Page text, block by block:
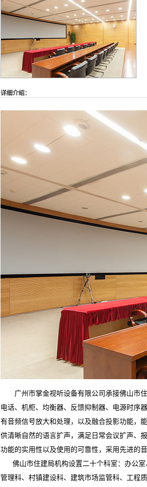
详细介绍：
广州市掌金视听设备有限公司承接佛山市住
电话、机柜、均衡器、反馈抑制器、电源时序
有音频信号放大和处理，以及融合投影功能，
供清晰自然的语言扩声，满足日常会议扩声、
功能的实用性以及使用的可靠性，采用先进的
佛山市住建局机构设置二十个科室：办公室
管理科、村镇建设科、建筑市场监管科、工程